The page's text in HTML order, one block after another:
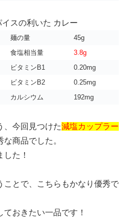
スの利いた カレー
麺の量
45g
食塩相当量
3.8g
ビタミンB1
0.20mg
ビタミンB2
0.25mg
カルシウム 192mg
、今回見つけた減塩カップラー
な商品でした。
た！
ことで、こちらもかなり優秀で
おきたい一品です！